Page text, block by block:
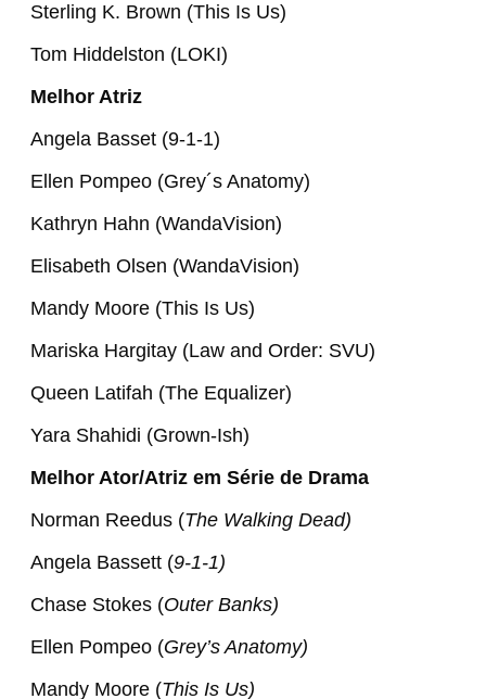
Sterling K. Brown (This Is Us)
Tom Hiddelston (LOKI)
Melhor Atriz
Angela Basset (9-1-1)
Ellen Pompeo (Grey´s Anatomy)
Kathryn Hahn (WandaVision)
Elisabeth Olsen (WandaVision)
Mandy Moore (This Is Us)
Mariska Hargitay (Law and Order: SVU)
Queen Latifah (The Equalizer)
Yara Shahidi (Grown-Ish)
Melhor Ator/Atriz em Série de Drama
Norman Reedus (The Walking Dead)
Angela Bassett (9-1-1)
Chase Stokes (Outer Banks)
Ellen Pompeo (Grey’s Anatomy)
Mandy Moore (This Is Us)